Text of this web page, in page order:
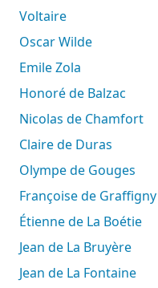
Voltaire
Oscar Wilde
Emile Zola
Honoré de Balzac
Nicolas de Chamfort
Claire de Duras
Olympe de Gouges
Françoise de Graffigny
Étienne de La Boétie
Jean de La Bruyère
Jean de La Fontaine